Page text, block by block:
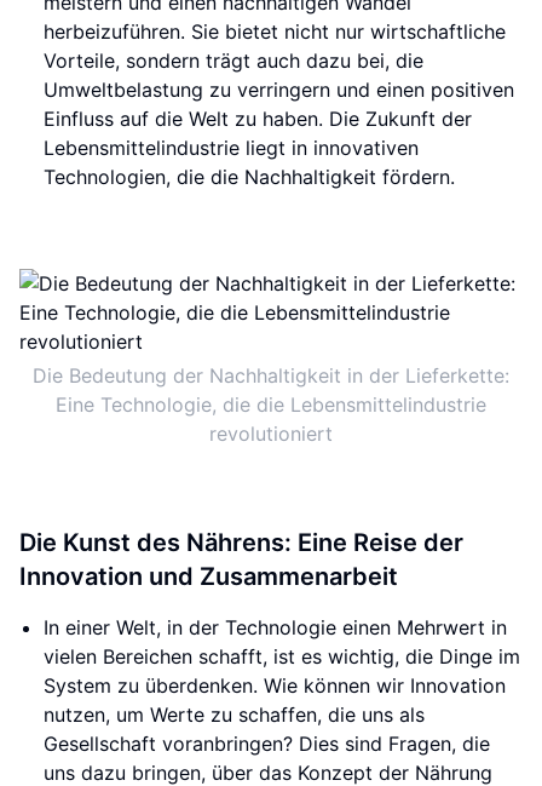
herbeizuführen. Sie bietet nicht nur wirtschaftliche
Vorteile, sondern trägt auch dazu bei, die
Umweltbelastung zu verringern und einen positiven
Einfluss auf die Welt zu haben. Die Zukunft der
Lebensmittelindustrie liegt in innovativen
Technologien, die die Nachhaltigkeit fördern.
Die Bedeutung der Nachhaltigkeit in der Lieferkette:
Eine Technologie, die die Lebensmittelindustrie
revolutioniert
Die Kunst des Nährens: Eine Reise der
Innovation und Zusammenarbeit
In einer Welt, in der Technologie einen Mehrwert in
vielen Bereichen schafft, ist es wichtig, die Dinge im
System zu überdenken. Wie können wir Innovation
nutzen, um Werte zu schaffen, die uns als
Gesellschaft voranbringen? Dies sind Fragen, die
uns dazu bringen, über das Konzept der Nährung